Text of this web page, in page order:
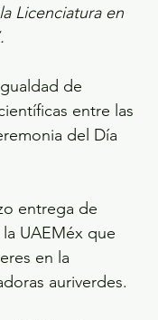
Licenciatura en
de
entre las
del Día
entrega de
UAEMéx que
en la
auriverdes.